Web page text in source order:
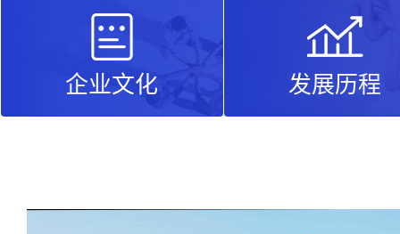
企业文化 发展历程